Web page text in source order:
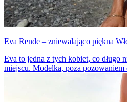
Eva Rende – zniewalająco piękna
Eva to jedna z tych kobiet, co długo
miejscu. Modelka, poza pozowaniem
kreatywnymi projektami. Jak za nią